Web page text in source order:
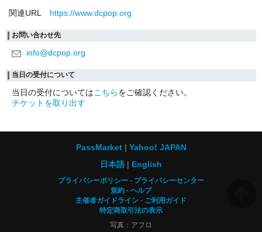
関連URL https://www.dcpop.org
お問い合わせ先
info@dcpop.org
当日の受付について
当日の受付についてはこちらをご確認ください。
チケットを取り出す
PassMarket
Yahoo! JAPAN
日本語
English
プライバシーポリシー
プライバシーセンター
規約
ヘルプ
主催者ガイドライン
ご利用ガイド
特定商取引法の表示
写真：アフロ